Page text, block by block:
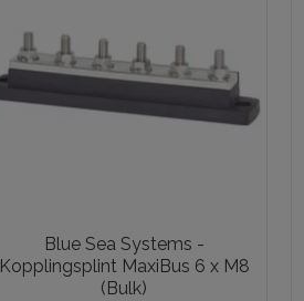
Blue Sea Systems -
Kopplingsplint MaxiBus 6 x M8
(Bulk)